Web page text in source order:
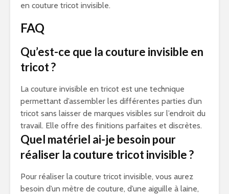
en couture tricot invisible.
FAQ
Qu’est-ce que la couture invisible en
tricot ?
La couture invisible en tricot est une technique
permettant d’assembler les différentes parties d’un
tricot sans laisser de marques visibles sur l’endroit du
travail. Elle offre des finitions parfaites et discrètes.
Quel matériel ai-je besoin pour
réaliser la couture tricot invisible ?
Pour réaliser la couture tricot invisible, vous aurez
besoin d’un mètre de couture, d’une aiguille à laine,